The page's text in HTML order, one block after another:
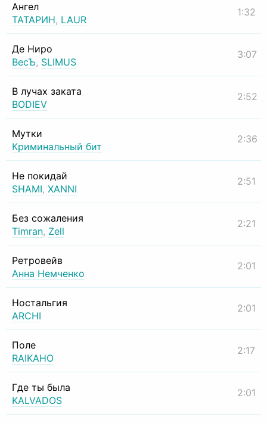
Ангел
ТАТАРИН, LAUR
1:32
Де Ниро
ВесЪ, SLIMUS
3:07
В лучах заката
BODIEV
2:52
Мутки
Криминальный бит
2:36
Не покидай
SHAMI, XANNI
2:51
Без сожаления
Timran, Zell
2:21
Ретровейв
Анна Немченко
2:01
Ностальгия
ARCHI
2:01
Поле
RAIKAHO
2:17
Где ты была
KALVADOS
2:01